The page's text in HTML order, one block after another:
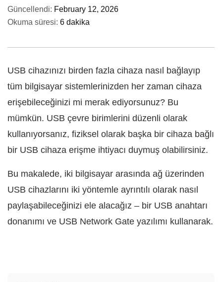
Güncellendi: February 12, 2026
Okuma süresi: 6 dakika
USB cihazınızı birden fazla cihaza nasıl bağlayıp
tüm bilgisayar sistemlerinizden her zaman cihaza
erişebileceğinizi mi merak ediyorsunuz? Bu
mümkün. USB çevre birimlerini düzenli olarak
kullanıyorsanız, fiziksel olarak başka bir cihaza bağlı
bir USB cihaza erişme ihtiyacı duymuş olabilirsiniz.
Bu makalede, iki bilgisayar arasında ağ üzerinden
USB cihazlarını iki yöntemle ayrıntılı olarak nasıl
paylaşabileceğinizi ele alacağız – bir USB anahtarı
donanımı ve USB Network Gate yazılımı kullanarak.